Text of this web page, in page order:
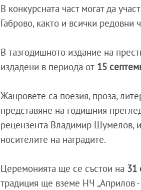
В конкурсната част могат да
Габрово, както и всички
В тазгодишното издание на
издадени в периода от 15
Жанровете са поезия, проза,
представяне на годишния
рецензента Владимир Шумелов,
носителите на наградите.
Церемонията ще се състои на 31
традиция ще вземе НЧ „Априлов -